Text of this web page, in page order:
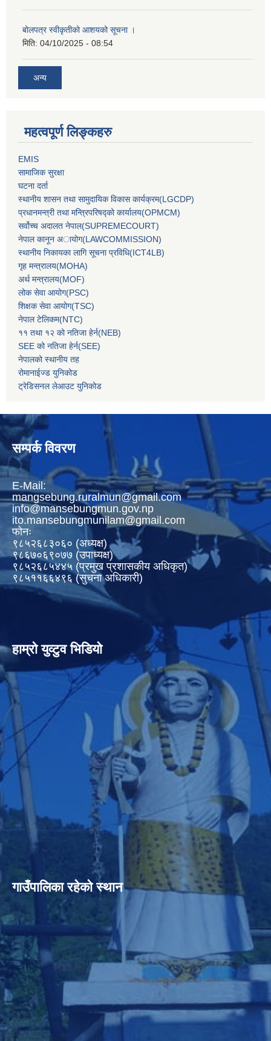
बोलपत्र स्वीकृतीको आशयको सूचना ।
मिति: 04/10/2025 - 08:54
अन्य
महत्वपूर्ण लिङ्कहरु
EMIS
सामाजिक सुरक्षा
घटना दर्ता
स्थानीय शासन तथा सामुदायिक विकास कार्यक्रम(LGCDP)
प्रधानमन्‍त्री तथा मन्‍त्रिपरिषद्को कार्यालय(OPMCM)
सर्वोच्‍च अदालत नेपाल(SUPREMECOURT)
नेपाल कानून अायोग(LAWCOMMISSION)
स्थानीय निकायका लागि सूचना प्रविधि(ICT4LB)
गृह मन्‍त्रालय(MOHA)
अर्थ मन्‍त्रालय(MOF)
लोक सेवा आयोग(PSC)
शिक्षक सेवा आयोग(TSC)
नेपाल टेलिकम(NTC)
११ तथा १२ को नतिजा हेर्न(NEB)
SEE को नतिजा हेर्न(SEE)
नेपालको स्थानीय तह
रोमानाईज्ड युनिकोड
ट्रेडिसनल लेआउट युनिकोड
सम्पर्क विवरण
E-Mail:
mangsebung.ruralmun@gmail.com
info@mansebungmun.gov.np
ito.mansebungmunilam@gmail.com
फोनः
९८५२६८३०६० (अध्यक्ष)
९८६७०६९०७७ (उपाध्यक्ष)
९८५२६८५४४५ (प्रमुख प्रशासकीय अधिकृत)
९८५११६६४९६ (सुचना अधिकारी)
हाम्रो युव्टुव भिडियो
गाउँपालिका रहेको स्थान